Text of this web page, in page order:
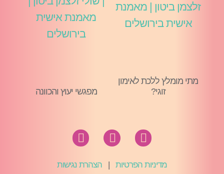
מתי מומלץ ללכת לאימון
זוגי?
מפגשי יעוץ והכוונה
מדיניות הפרטיות| הצהרת נגישות